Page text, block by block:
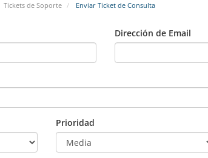
Tickets de Soporte Enviar Ticket de Consulta
Dirección de Email
Prioridad